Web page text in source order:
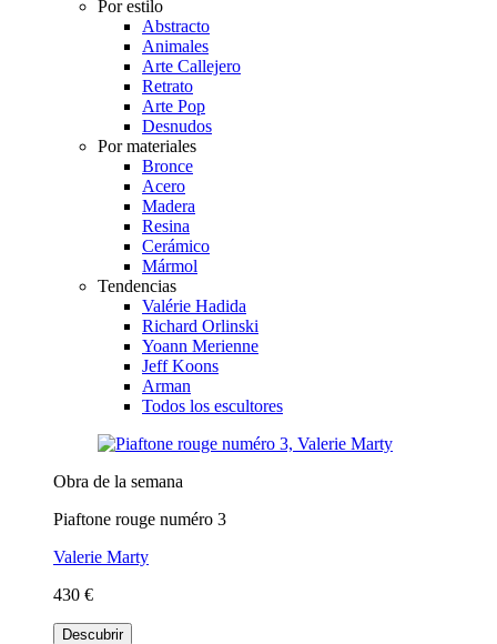
Por estilo
Abstracto
Animales
Arte Callejero
Retrato
Arte Pop
Desnudos
Por materiales
Bronce
Acero
Madera
Resina
Cerámico
Mármol
Tendencias
Valérie Hadida
Richard Orlinski
Yoann Merienne
Jeff Koons
Arman
Todos los escultores
Obra de la semana
Piaftone rouge numéro 3
Valerie Marty
430 €
Descubrir